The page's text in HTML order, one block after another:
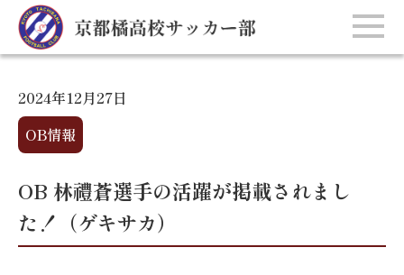
2024年12月27日
OB情報
OB 林禮蒼選手の活躍が掲載されまし
た！（ゲキサカ）